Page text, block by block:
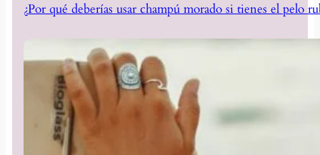
¿Por qué deberías usar champú morado si tienes el pelo